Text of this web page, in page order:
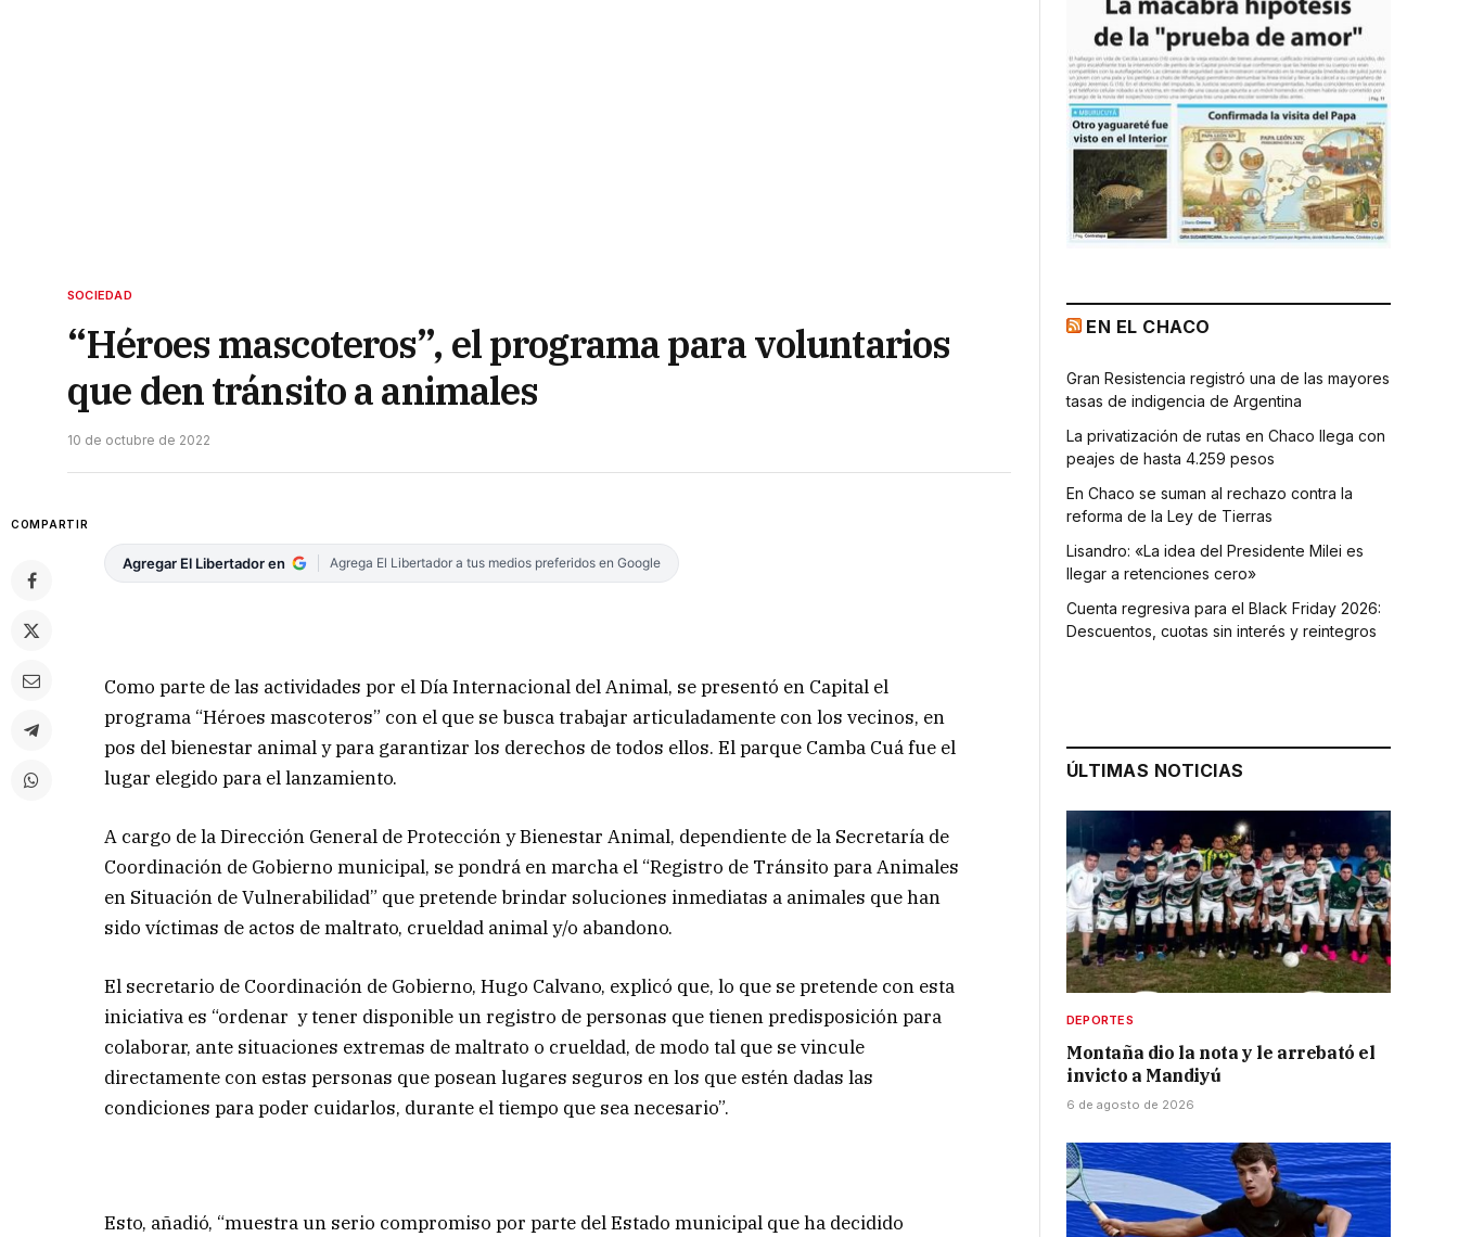
SOCIEDAD
“Héroes mascoteros”, el programa para voluntarios
que den tránsito a animales
10 de octubre de 2022
COMPARTIR
Agregar El Libertador en Agrega El Libertador a tus medios preferidos en Google
Como parte de las actividades por el Día Internacional del Animal, se presentó en Capital el
programa “Héroes mascoteros” con el que se busca trabajar articuladamente con los vecinos, en
pos del bienestar animal y para garantizar los derechos de todos ellos. El parque Camba Cuá fue el
lugar elegido para el lanzamiento.
A cargo de la Dirección General de Protección y Bienestar Animal, dependiente de la Secretaría de
Coordinación de Gobierno municipal, se pondrá en marcha el “Registro de Tránsito para Animales
en Situación de Vulnerabilidad” que pretende brindar soluciones inmediatas a animales que han
sido víctimas de actos de maltrato, crueldad animal y/o abandono.
El secretario de Coordinación de Gobierno, Hugo Calvano, explicó que, lo que se pretende con esta
iniciativa es “ordenar y tener disponible un registro de personas que tienen predisposición para
colaborar, ante situaciones extremas de maltrato o crueldad, de modo tal que se vincule
directamente con estas personas que posean lugares seguros en los que estén dadas las
condiciones para poder cuidarlos, durante el tiempo que sea necesario”.
Esto, añadió, “muestra un serio compromiso por parte del Estado municipal que ha decidido
EN EL CHACO
Gran Resistencia registró una de las mayores
tasas de indigencia de Argentina
La privatización de rutas en Chaco llega con
peajes de hasta 4.259 pesos
En Chaco se suman al rechazo contra la
reforma de la Ley de Tierras
Lisandro: «La idea del Presidente Milei es
llegar a retenciones cero»
Cuenta regresiva para el Black Friday 2026:
Descuentos, cuotas sin interés y reintegros
ÚLTIMAS NOTICIAS
DEPORTES
Montaña dio la nota y le arrebató el
invicto a Mandiyú
6 de agosto de 2026